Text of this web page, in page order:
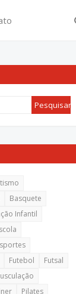
Basquete
Infantil
Futebol
Futsal
Pilates